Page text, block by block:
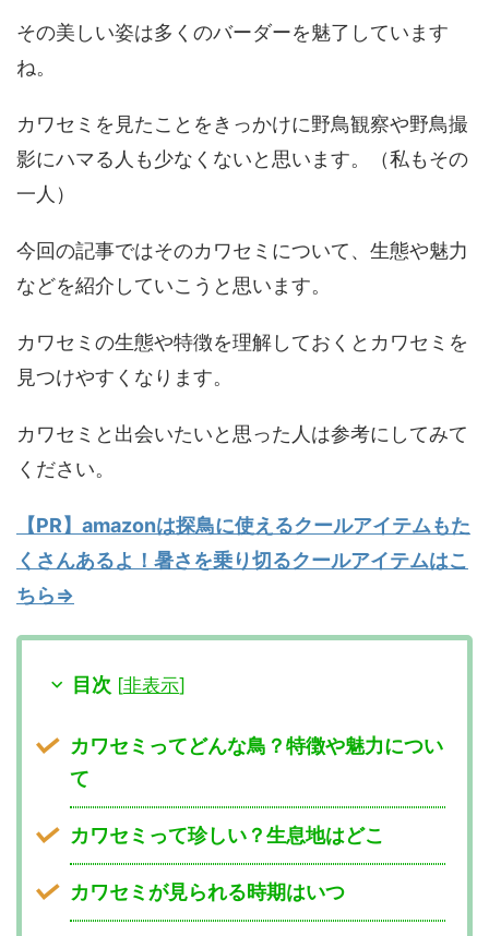
その美しい姿は多くのバーダーを魅了しています
ね。
カワセミを見たことをきっかけに野鳥観察や野鳥撮
影にハマる人も少なくないと思います。（私もその
一人）
今回の記事ではそのカワセミについて、生態や魅力
などを紹介していこうと思います。
カワセミの生態や特徴を理解しておくとカワセミを
見つけやすくなります。
カワセミと出会いたいと思った人は参考にしてみて
ください。
【PR】amazonは探鳥に使えるクールアイテムもた
くさんあるよ！暑さを乗り切るクールアイテムはこ
ちら⇒
目次 [非表示]
カワセミってどんな鳥？特徴や魅力につい
て
カワセミって珍しい？生息地はどこ
カワセミが見られる時期はいつ